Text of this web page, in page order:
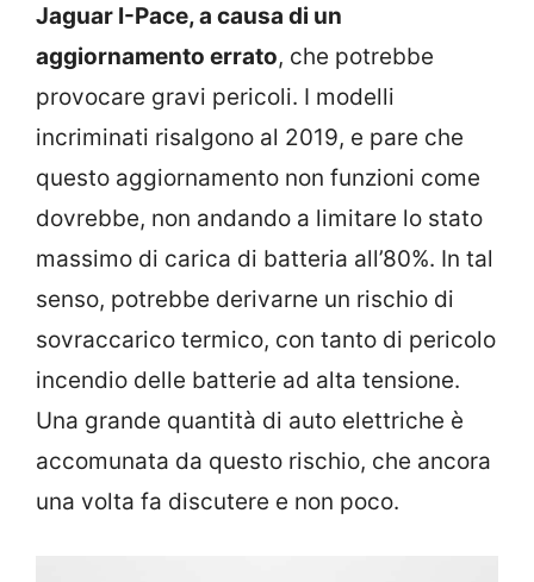
Jaguar I-Pace, a causa di un
aggiornamento errato, che potrebbe
provocare gravi pericoli. I modelli
incriminati risalgono al 2019, e pare che
questo aggiornamento non funzioni come
dovrebbe, non andando a limitare lo stato
massimo di carica di batteria all’80%. In tal
senso, potrebbe derivarne un rischio di
sovraccarico termico, con tanto di pericolo
incendio delle batterie ad alta tensione.
Una grande quantità di auto elettriche è
accomunata da questo rischio, che ancora
una volta fa discutere e non poco.